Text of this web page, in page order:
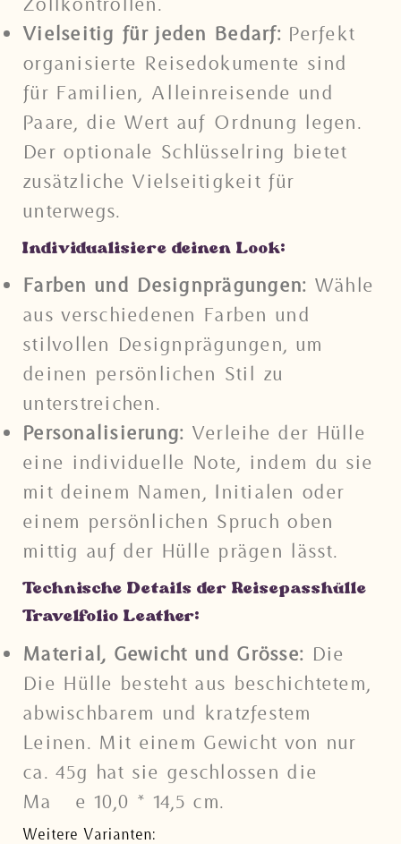
Vielseitig für jeden Bedarf:Perfekt
organisierte Reisedokumente sind
für Familien, Alleinreisende und
Paare, die Wert auf Ordnung legen.
Der optionale Schlüsselring bietet
zusätzliche Vielseitigkeit für
unterwegs.
Individualisiere deinen Look:
Farben und Designprägungen: Wähle
aus verschiedenen Farben und
stilvollen Designprägungen, um
deinen persönlichen Stil zu
unterstreichen.
Personalisierung: Verleihe der Hülle
eine individuelle Note, indem du sie
mit deinem Namen, Initialen oder
einem persönlichen Spruch oben
mittig auf der Hülle prägen lässt.
Technische Details der Reisepasshülle
Travelfolio Leather:
Material, Gewicht und Grösse: Die
Die Hülle besteht aus beschichtetem,
abwischbarem und kratzfestem
Leinen. Mit einem Gewicht von nur
ca. 45g hat sie geschlossen die
Maße 10,0 * 14,5 cm.
Weitere Varianten: